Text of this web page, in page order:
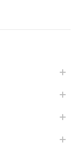
ングまで一つ
をどう